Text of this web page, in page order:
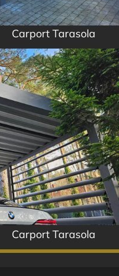
Carport Tarasola
Carport Tarasola